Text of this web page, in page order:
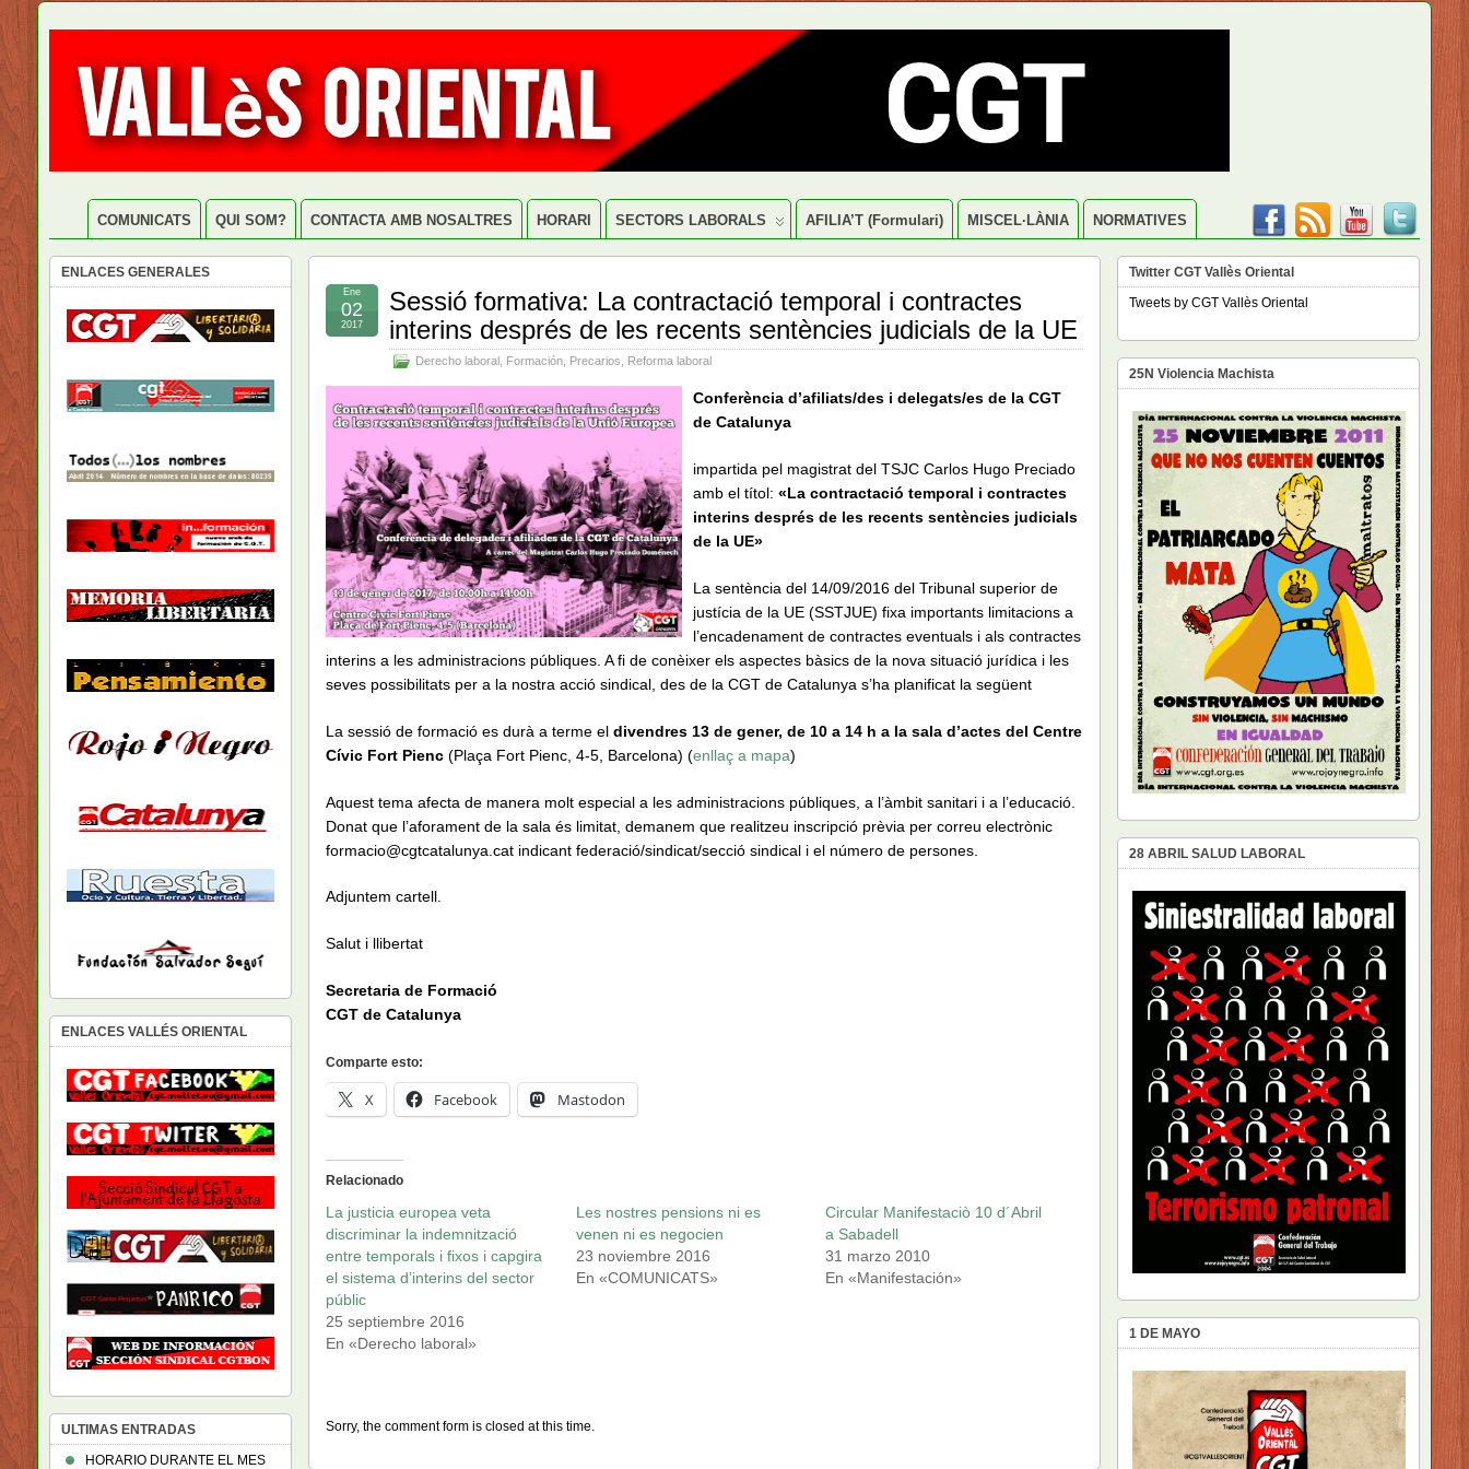
COMUNICATS QUI SOM? CONTACTA AMB NOSALTRES HORARI SECTORS LABORALS AFILIA’T (formulari) MISCEL·LÀNIA NORMATIVES
Sessió formativa: La contractació temporal i contractes
interins després de les recents sentències judicials de la UE
Derecho laboral Formación Precarios Reforma laboral
Ene
02
2017
Conferència d’afiliats/des i delegats/es de la CGT
de Catalunya
impartida pel magistrat del TSJC Carlos Hugo Preciado
amb el títol: «La contractació temporal i contractes
interins després de les recents sentències judicials
de la UE»
La sentència del 14/09/2016 del Tribunal superior de
justícia de la UE (SSTJUE) fixa importants limitacions a
l’encadenament de contractes eventuals i als contractes
interins a les administracions públiques. A fi de conèixer els aspectes bàsics de la nova situació jurídica i les
seves possibilitats per a la nostra acció sindical, des de la CGT de Catalunya s’ha planificat la següent
La sessió de formació es durà a terme el divendres 13 de gener, de 10 a 14 h a la sala d’actes del Centre
Cívic Fort Pienc (Plaça Fort Pienc, 4-5, Barcelona) (enllaç a mapa)
Aquest tema afecta de manera molt especial a les administracions públiques, a l’àmbit sanitari i a l’educació.
Donat que l’aforament de la sala és limitat, demanem que realitzeu inscripció prèvia per correu electrònic
formacio@cgtcatalunya.cat indicant federació/sindicat/secció sindical i el número de persones.
Adjuntem cartell.
Salut i llibertat
Secretaria de Formació
CGT de Catalunya
Comparte esto:
X Facebook Mastodon
Relacionado
La justicia europea veta
discriminar la indemnització
entre temporals i fixos i capgira
el sistema d’interins del sector
públic
25 septiembre 2016
En «Derecho laboral»
Les nostres pensions ni es
venen ni es negocien
23 noviembre 2016
En «COMUNICATS»
Circular Manifestaciò 10 d´Abril
a Sabadell
31 marzo 2010
En «Manifestación»
Sorry, the comment form is closed at this time.
ENLACES GENERALES
ENLACES VALLÉS ORIENTAL
ULTIMAS ENTRADAS
HORARIO DURANTE EL MES
Twitter CGT Vallès Oriental
Tweets by CGT Vallès Oriental
25N Violencia Machista
28 ABRIL SALUD LABORAL
1 DE MAYO